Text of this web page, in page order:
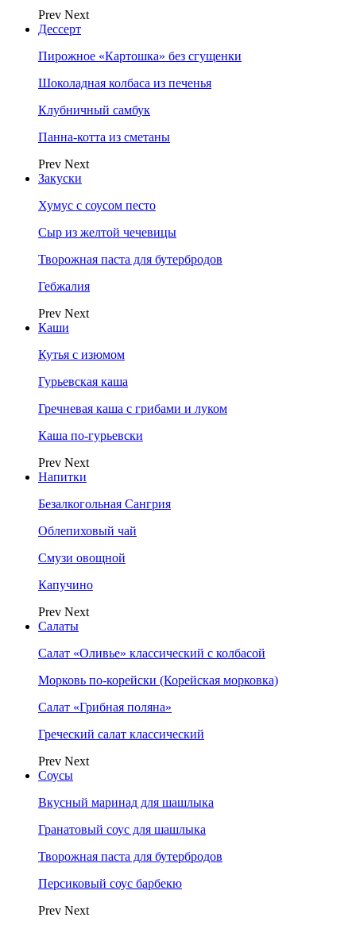
Prev Next
Дессерт
Пирожное «Картошка» без сгущенки
Шоколадная колбаса из печенья
Клубничный самбук
Панна-котта из сметаны
Prev Next
Закуски
Хумус с соусом песто
Сыр из желтой чечевицы
Творожная паста для бутербродов
Гебжалия
Prev Next
Каши
Кутья с изюмом
Гурьевская каша
Гречневая каша с грибами и луком
Каша по-гурьевски
Prev Next
Напитки
Безалкогольная Сангрия
Облепиховый чай
Смузи овощной
Капучино
Prev Next
Салаты
Салат «Оливье» классический с колбасой
Морковь по-корейски (Корейская морковка)
Салат «Грибная поляна»
Греческий салат классический
Prev Next
Соусы
Вкусный маринад для шашлыка
Гранатовый соус для шашлыка
Творожная паста для бутербродов
Персиковый соус барбекю
Prev Next